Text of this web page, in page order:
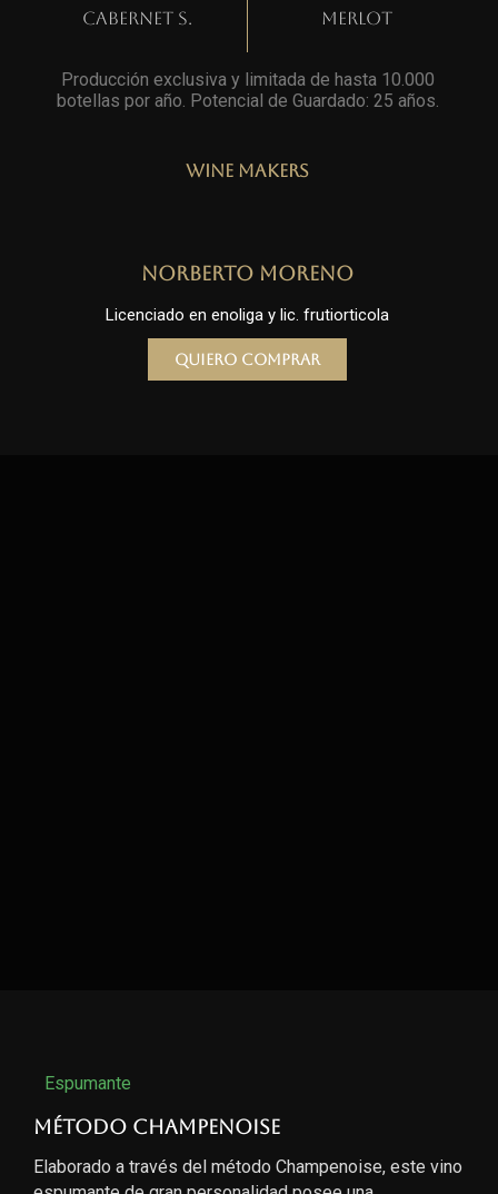
Cabernet S. Merlot
Producción exclusiva y limitada de hasta 10.000
botellas por año. Potencial de Guardado: 25 años.
Wine Makers
Norberto Moreno
Licenciado en enoliga y lic. frutiorticola
Quiero comprar
Espumante
Método Champenoise
Elaborado a través del método Champenoise, este vino